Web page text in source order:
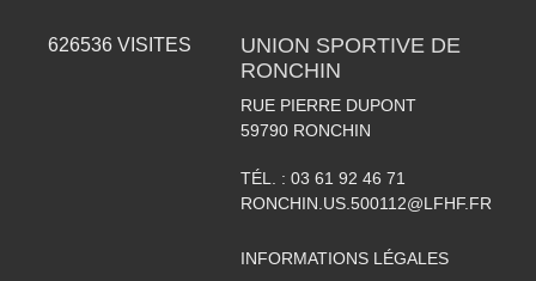
626536 VISITES
UNION SPORTIVE DE
RONCHIN
RUE PIERRE DUPONT
59790 RONCHIN
TÉL. : 03 61 92 46 71
RONCHIN.US.500112@LFHF.FR
INFORMATIONS LÉGALES